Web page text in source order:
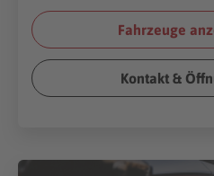
Fahrzeuge
Kontakt &